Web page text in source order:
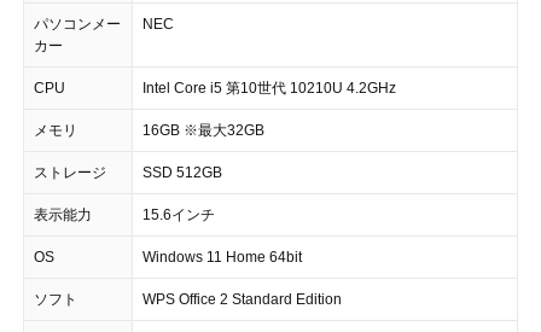
パソコンメー
カー
NEC
CPU Intel Core i5 第10世代 10210U 4.2GHz
メモリ 16GB ※最大32GB
ストレージ SSD 512GB
表示能力 15.6インチ
OS Windows 11 Home 64bit
ソフト WPS Office 2 Standard Edition